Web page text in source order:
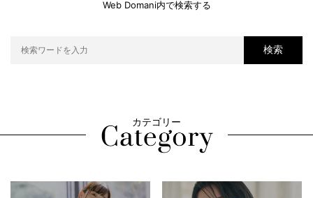
Web Domani内で検索する
検索
カテゴリー